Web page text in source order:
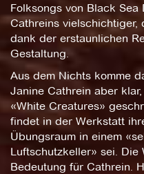
Folksongs von Black
Cathreins vielschichtiger,
dank der erstaunlichen
Gestaltung.
Aus dem Nichts komme
Janine Cathrein aber
«White Creatures»
findet in der Werkstatt
Übungsraum in einem
Luftschutzkeller» sei. Die
Bedeutung für Cathrein.